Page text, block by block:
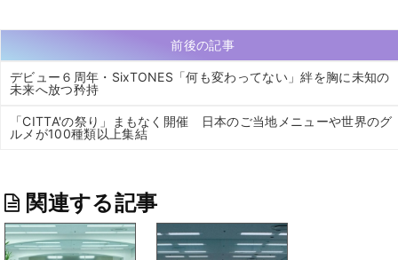
前後の記事
デビュー６周年・SixTONES「何も変わってない」絆を胸に未知の
未来へ放つ矜持
「CITTA'の祭り」まもなく開催 ⽇本のご当地メニューや世界のグ
ルメが100種類以上集結
関連する記事